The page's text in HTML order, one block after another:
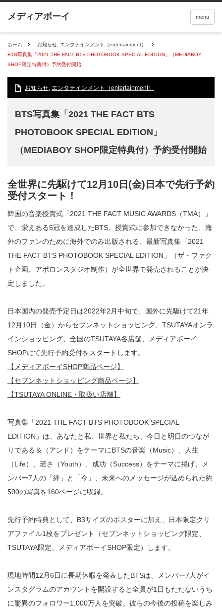
menu
ホーム お知らせ
エンタテインメント（entertainment）
BTS写真集「2021 THE FACT BTS PHOTOBOOK SPECIAL EDITION」（MEDIABOY
SHOP限定特典付）予約受付開始
お知らせ, エンタテインメント（entertainment）
BTS写真集「2021 THE FACT BTS
PHOTOBOOK SPECIAL EDITION」
（MEDIABOY SHOP限定特典付）予約受付開始
全世界に先駆けて12月10日(金)日本で先行予約
受付スタート！
韓国の音楽授賞式「2021 THE FACT MUSIC AWARDS（TMA）」
で、栄えある5冠を達成したBTS。授賞式に参加できなかった、海
外のファンのために海外でのみ出版される、最新写真集「2021
THE FACT BTS PHOTOBOOK SPECIAL EDITION」（ザ・ファク
ト企画、アポロンスタジオ制作）が全世界で発売されることが決
定しました。
日本国内の発売予定日は2022年2月中旬で、国外に先駆けて21年
12月10日（金）からセブンネットショッピング、TSUTAYAオンラ
インショッピング、全国のTSUTAYA各店舗、メディアボーイ
SHOPにて先行予約受付をスタートします。
【メディアボーイSHOP商品ページ】
【セブンネットショッピング商品ページ】
【TSUTAYA ONLINE・取扱い店舗】
写真集「2021 THE FACT BTS PHOTOBOOK SPECIAL
EDITION」は、あなたと私、世界と私たち、今日と明日のつなが
りである＆（アンド）をテーマにBTSの音楽（Music）、人生
（Life）、若さ（Youth）、成功（Success）をテーマに掲げ、メ
ンバー7人の「絆」と「今」、未来へのメッセージが込められた約
500の写真を160ページに収録。
先行予約特典として、B3サイズのポスターに加え、日本限定クリ
アファイル1枚をプレゼント（セブンネットショッピング限定、
TSUTAYA限定、メディアボーイSHOP限定）します。
現地時間12月6日に長期休暇を発表したBTSは、メンバー7人がイ
ンスタグラムのアカウントを開設すると全員が1日もたたないうち
に驚異のフォロワー1,000万人を突破。彼らの今後の投稿を楽しみ